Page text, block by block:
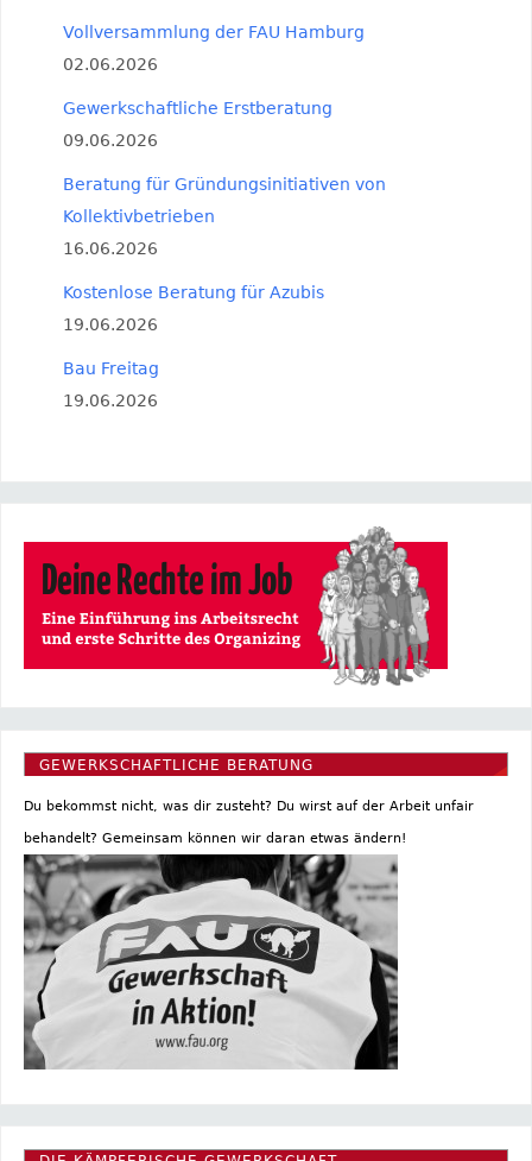
Vollversammlung der FAU Hamburg
02.06.2026
Gewerkschaftliche Erstberatung
09.06.2026
Beratung für Gründungsinitiativen von
Kollektivbetrieben
16.06.2026
Kostenlose Beratung für Azubis
19.06.2026
Bau Freitag
19.06.2026
GEWERKSCHAFTLICHE BERATUNG
Du bekommst nicht, was dir zusteht? Du wirst auf der Arbeit unfair
behandelt? Gemeinsam können wir daran etwas ändern!